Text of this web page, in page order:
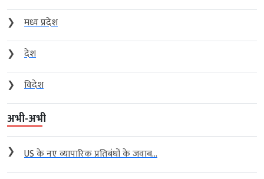
❯
मध्य प्रदेश
❯
देश
❯
विदेश
अभी-अभी
❯ US के नए व्यापारिक प्रतिबंधों के जवाब...